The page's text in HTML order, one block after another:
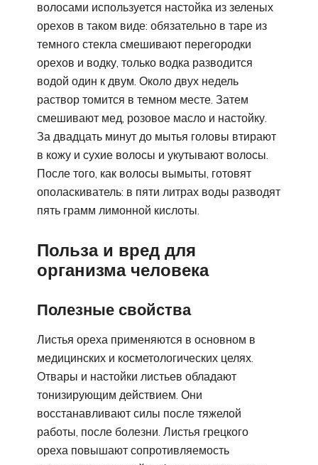
волосами используется настойка из зеленых
орехов в таком виде: обязательно в таре из
темного стекла смешивают перегородки
орехов и водку, только водка разводится
водой один к двум. Около двух недель
раствор томится в темном месте. Затем
смешивают мед, розовое масло и настойку.
За двадцать минут до мытья головы втирают
в кожу и сухие волосы и укутывают волосы.
После того, как волосы вымыты, готовят
ополаскиватель: в пяти литрах воды разводят
пять грамм лимонной кислоты.
Польза и вред для
организма человека
Полезные свойства
Листья ореха применяются в основном в
медицинских и косметологических целях.
Отвары и настойки листьев обладают
тонизирующим действием. Они
восстанавливают силы после тяжелой
работы, после болезни. Листья грецкого
ореха повышают сопротивляемость